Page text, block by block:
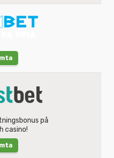
på
casino!